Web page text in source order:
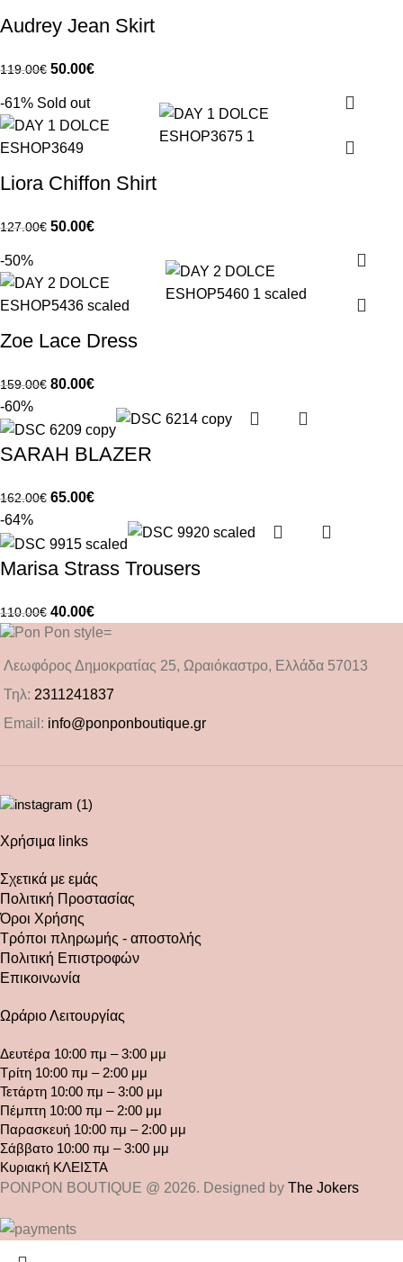
Audrey Jean Skirt
119.00€ 50.00€
-61% Sold out
Liora Chiffon Shirt
127.00€ 50.00€
-50%
Zoe Lace Dress
159.00€ 80.00€
-60%
SARAH BLAZER
162.00€ 65.00€
-64%
Marisa Strass Trousers
110.00€ 40.00€
Λεωφόρος Δημοκρατίας 25, Ωραιόκαστρο, Ελλάδα 57013
Τηλ: 2311241837
Email: info@ponponboutique.gr
Χρήσιμα links
Σχετικά με εμάς
Πολιτική Προστασίας
Όροι Χρήσης
Τρόποι πληρωμής - αποστολής
Πολιτική Επιστροφών
Επικοινωνία
Ωράριο Λειτουργίας
Δευτέρα 10:00 πμ – 3:00 μμ
Τρίτη 10:00 πμ – 2:00 μμ
Τετάρτη 10:00 πμ – 3:00 μμ
Πέμπτη 10:00 πμ – 2:00 μμ
Παρασκευή 10:00 πμ – 2:00 μμ
Σάββατο 10:00 πμ – 3:00 μμ
Κυριακή ΚΛΕΙΣΤΑ
PONPON BOUTIQUE @ 2026. Designed by The Jokers